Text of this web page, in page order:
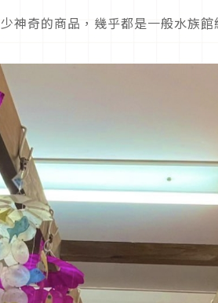
神奇的商品，幾乎都是一般水族